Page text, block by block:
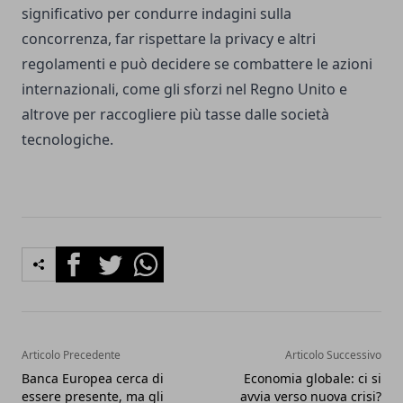
significativo per condurre indagini sulla
concorrenza, far rispettare la privacy e altri
regolamenti e può decidere se combattere le azioni
internazionali, come gli sforzi nel Regno Unito e
altrove per raccogliere più tasse dalle società
tecnologiche.
FacebookTwitterWhatsapp
Articolo Precedente
Banca Europea cerca di
essere presente, ma gli
Articolo Successivo
Economia globale: ci si
avvia verso nuova crisi?